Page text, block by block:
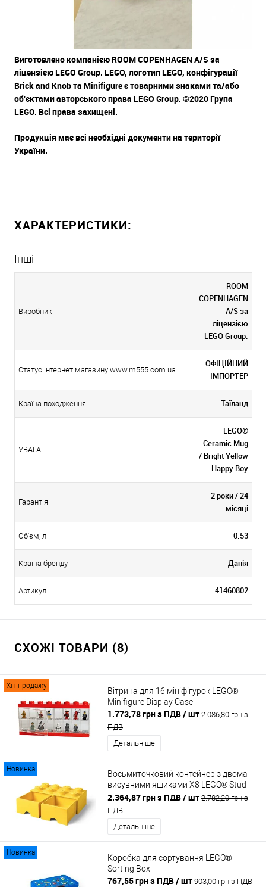
Виготовлено компанією ROOM COPENHAGEN A/S за
ліцензією LEGO Group. LEGO, логотип LEGO, конфігурації
Brick and Knob та Minifigure є товарними знаками та/або
об'єктами авторського права LEGO Group. ©2020 Група
LEGO. Всі права захищені.
Продукція має всі необхідні документи на території
України.
ХАРАКТЕРИСТИКИ:
Інші
Виробник
ROOM
COPENHAGEN
A/S за
ліцензією
LEGO Group.
Статус інтернет магазину www.m555.com.ua
ОФІЦІЙНИЙ
ІМПОРТЕР
Країна походження Таїланд
УВАГА!
LEGO®
Ceramic Mug
/ Bright Yellow
- Happy Boy
Гарантія
2 роки / 24
місяці
Об'єм, л 0.53
Країна бренду Данія
Артикул 41460802
СХОЖІ ТОВАРИ (8)
Хіт продажу
Вітрина для 16 мініфігурок LEGO®
Minifigure Display Case
1.773,78 грн з ПДВ/ шт 2.086,80 грн з
ПДВ
Детальніше
Новинка
Восьмиточковий контейнер з двома
висувними ящиками Х8 LEGO® Stud
Brick Drawer
2.364,87 грн з ПДВ/ шт 2.782,20 грн з
ПДВ
Детальніше
Новинка
Коробка для сортування LEGO®
Sorting Box
767,55 грн з ПДВ/ шт 903,00 грн з ПДВ